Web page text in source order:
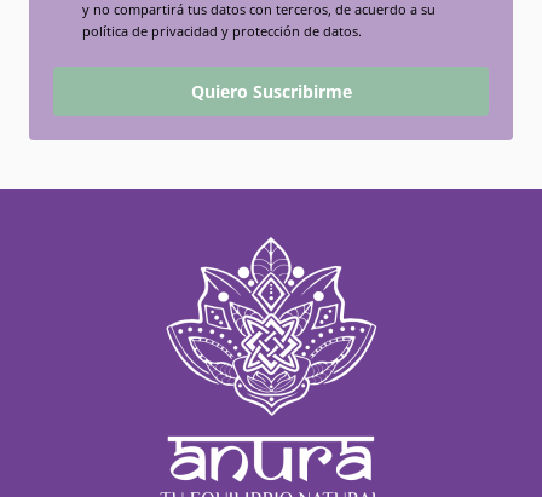
y no compartirá tus datos con terceros, de acuerdo a su
política de privacidad y protección de datos.
Quiero Suscribirme